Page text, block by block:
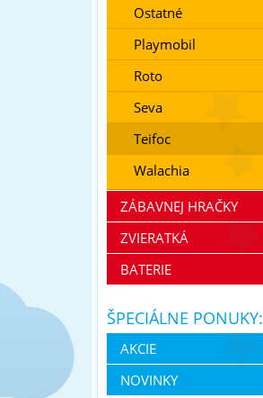
Ostatné
Playmobil
Roto
Seva
Teifoc
Walachia
ZÁBAVNEJ HRAČKY
ZVIERATKÁ
BATERIE
ŠPECIÁLNE PONUKY:
AKCIE
NOVINKY